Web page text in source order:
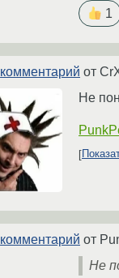
1
комментарий от
Не
комментарий от
Не